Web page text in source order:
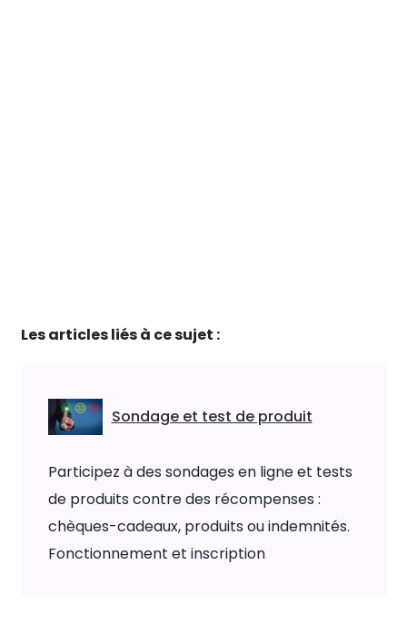
Les articles liés à ce sujet :
Sondage et test de produit
Participez à des sondages en ligne et tests
de produits contre des récompenses :
chèques-cadeaux, produits ou indemnités.
Fonctionnement et inscription